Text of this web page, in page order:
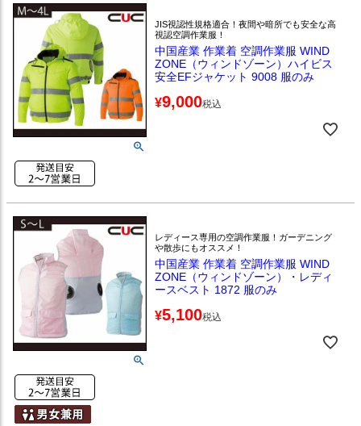
JIS視認性規格適合！夜間や暗所でも安全な高
視認空調作業服！
中国産業 作業着 空調作業服 WIND
ZONE（ウィンドゾーン）ハイビス
安全EFジャケット 9008 服のみ
¥9,000税込
レディース専用の空調作業服！ガーデニング
や散歩にもオススメ！
中国産業 作業着 空調作業服 WIND
ZONE（ウィンドゾーン）・レディ
ースベスト 1872 服のみ
¥5,100税込